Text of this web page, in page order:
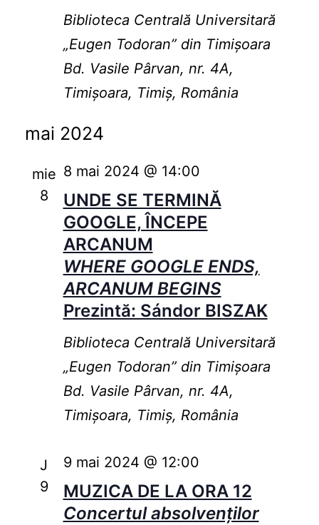
Biblioteca Centrală Universitară
„Eugen Todoran” din Timişoara
Bd. Vasile Pârvan, nr. 4A,
Timișoara, Timiș, România
mai 2024
mie
8
UNDE SE TERMINĂ
GOOGLE, ÎNCEPE
ARCANUM
WHERE GOOGLE ENDS,
ARCANUM BEGINS
Prezintă: Sándor BISZAK
8 mai 2024 @ 14:00
Biblioteca Centrală Universitară
„Eugen Todoran” din Timişoara
Bd. Vasile Pârvan, nr. 4A,
Timișoara, Timiș, România
J
9
MUZICA DE LA ORA 12
Concertul absolvenților
9 mai 2024 @ 12:00